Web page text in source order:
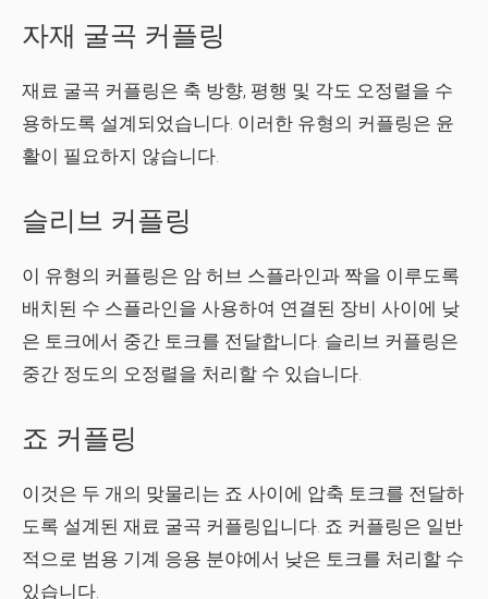
자재 굴곡 커플링
재료 굴곡 커플링은 축 방향, 평행 및 각도 오정렬을 수
용하도록 설계되었습니다. 이러한 유형의 커플링은 윤
활이 필요하지 않습니다.
슬리브 커플링
이 유형의 커플링은 암 허브 스플라인과 짝을 이루도록
배치된 수 스플라인을 사용하여 연결된 장비 사이에 낮
은 토크에서 중간 토크를 전달합니다. 슬리브 커플링은
중간 정도의 오정렬을 처리할 수 있습니다.
죠 커플링
이것은 두 개의 맞물리는 죠 사이에 압축 토크를 전달하
도록 설계된 재료 굴곡 커플링입니다. 죠 커플링은 일반
적으로 범용 기계 응용 분야에서 낮은 토크를 처리할 수
있습니다.